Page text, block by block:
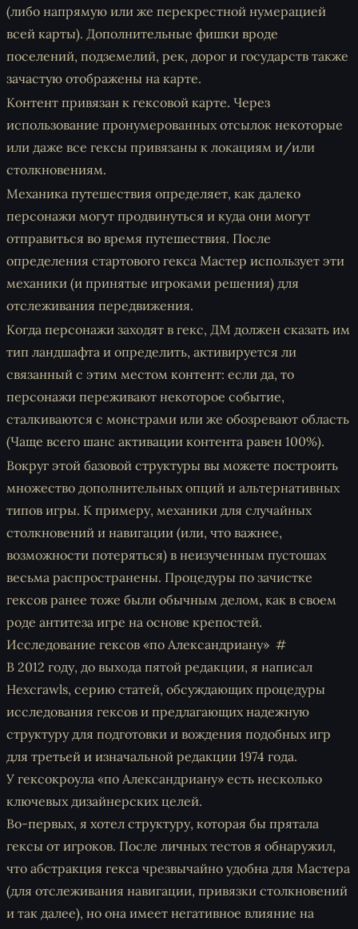
(либо напрямую или же перекрестной нумерацией
всей карты). Дополнительные фишки вроде
поселений, подземелий, рек, дорог и государств также
зачастую отображены на карте.
Контент привязан к гексовой карте. Через
использование пронумерованных отсылок некоторые
или даже все гексы привязаны к локациям и/или
столкновениям.
Механика путешествия определяет, как далеко
персонажи могут продвинуться и куда они могут
отправиться во время путешествия. После
определения стартового гекса Мастер использует эти
механики (и принятые игроками решения) для
отслеживания передвижения.
Когда персонажи заходят в гекс, ДМ должен сказать им
тип ландшафта и определить, активируется ли
связанный с этим местом контент: если да, то
персонажи переживают некоторое событие,
сталкиваются с монстрами или же обозревают область
(Чаще всего шанс активации контента равен 100%).
Вокруг этой базовой структуры вы можете построить
множество дополнительных опций и альтернативных
типов игры. К примеру, механики для случайных
столкновений и навигации (или, что важнее,
возможности потеряться) в неизученным пустошах
весьма распространены. Процедуры по зачистке
гексов ранее тоже были обычным делом, как в своем
роде антитеза игре на основе крепостей.
Исследование гексов «по Александриану»
В 2012 году, до выхода пятой редакции, я написал
Hexcrawls, серию статей, обсуждающих процедуры
исследования гексов и предлагающих надежную
структуру для подготовки и вождения подобных игр
для третьей и изначальной редакции 1974 года.
У гексокроула «по Александриану» есть несколько
ключевых дизайнерских целей.
Во-первых, я хотел структуру, которая бы прятала
гексы от игроков. После личных тестов я обнаружил,
что абстракция гекса чрезвычайно удобна для Мастера
(для отслеживания навигации, привязки столкновений
и так далее), но она имеет негативное влияние на